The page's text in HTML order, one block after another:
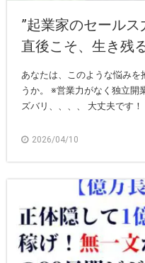
”起業家のセール
直後こそ、生き残
あなたは、このような悩みを
うか。 ※営業力がなく独立開
ズバリ、、、、 大丈夫です！
2026/04/10